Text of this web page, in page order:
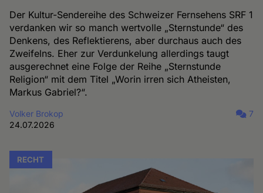
Der Kultur-Sendereihe des Schweizer Fernsehens SRF 1
verdanken wir so manch wertvolle „Sternstunde“ des
Denkens, des Reflektierens, aber durchaus auch des
Zweifelns. Eher zur Verdunkelung allerdings taugt
ausgerechnet eine Folge der Reihe „Sternstunde
Religion“ mit dem Titel „Worin irren sich Atheisten,
Markus Gabriel?“.
Volker Brokop
24.07.2026
7
RECHT